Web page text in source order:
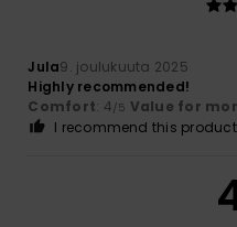
Jula9. joulukuuta 2025
Highly recommended!
Comfort: 4/5 Value for
I recommend this product